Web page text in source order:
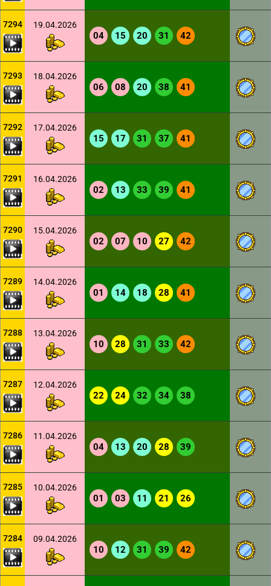
7294 19.04.2026
04 15 20 31 42
7293 18.04.2026
06 08 20 38 41
7292 17.04.2026
15 17 31 37 41
7291 16.04.2026
02 13 33 39 41
7290 15.04.2026
02 07 10 27 42
7289 14.04.2026
01 14 18 28 41
7288 13.04.2026
10 28 31 33 42
7287 12.04.2026
22 24 32 34 38
7286 11.04.2026
04 13 20 28 39
7285 10.04.2026
01 03 11 21 26
7284 09.04.2026
10 12 31 39 42